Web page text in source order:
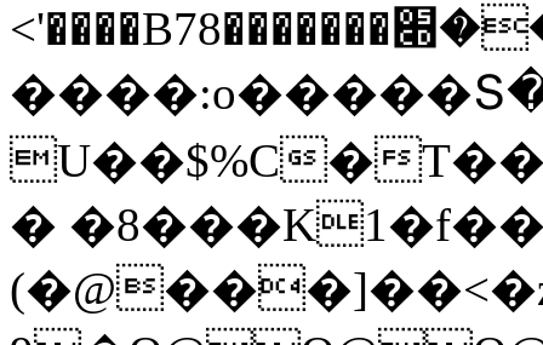
<'����B7ݯ�����=���׍�������8��X}
U��$%C�
�